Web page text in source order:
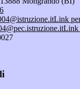
Link
Link